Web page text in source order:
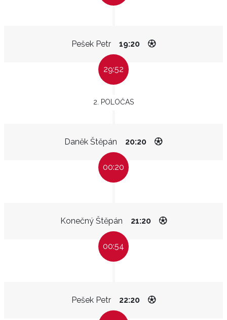
Pešek Petr 19:20
29:52
2. POLOČAS
Daněk Štěpán 20:20
00:20
Konečný Štěpán 21:20
00:54
Pešek Petr 22:20